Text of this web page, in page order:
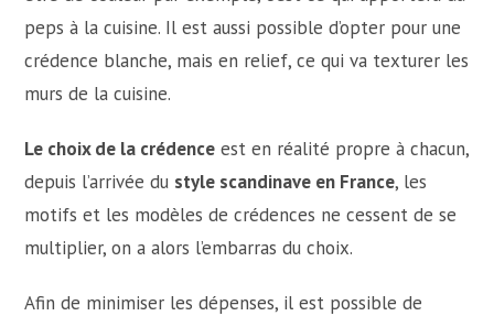
peps à la cuisine. Il est aussi possible d’opter pour une
crédence blanche, mais en relief, ce qui va texturer les
murs de la cuisine.
Le choix de la crédence est en réalité propre à chacun,
depuis l’arrivée du style scandinave en France, les
motifs et les modèles de crédences ne cessent de se
multiplier, on a alors l’embarras du choix.
Afin de minimiser les dépenses, il est possible de